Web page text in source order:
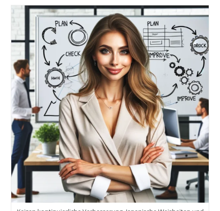
Portrait
Und
Produkte
Produktfotos
Naturprodukte
Wohlbefinden
Gesundheit
Schönheit
Inkl.
25
Tipps